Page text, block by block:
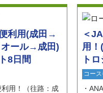
利用(成田→
オール→成田)
8日間
用！（往路：成
＜
用
ト
コー